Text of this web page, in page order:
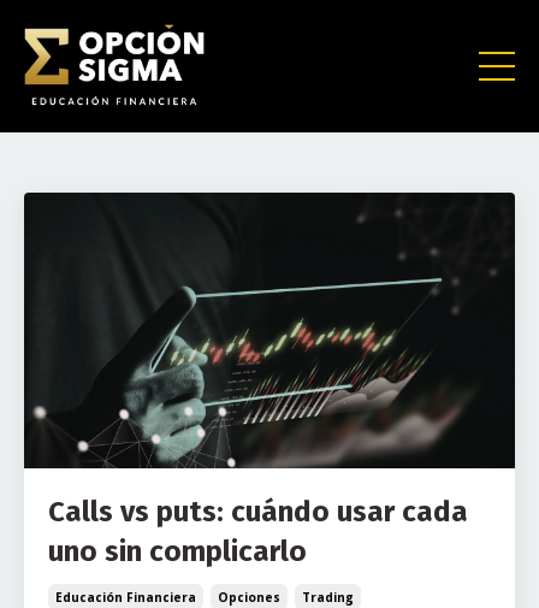
Calls vs puts: cuándo usar cada
uno sin complicarlo
Educación Financiera Opciones Trading